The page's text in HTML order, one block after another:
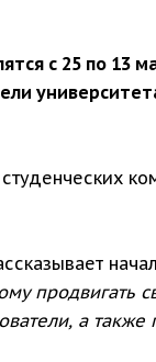
с 25 по 13
продвигать
а также